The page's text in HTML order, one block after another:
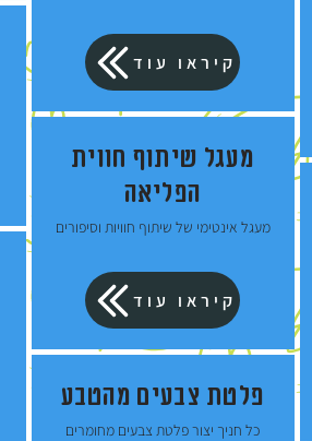
קיראו עוד
מעגל שיתוף חווית
הפליאה
מעגל אינטימי של שיתוף חוויות וסיפורים
קיראו עוד
פלטת צבעים מהטבע
כל חניך יצור פלטת צבעים מחומרים